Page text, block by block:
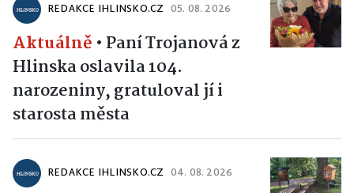
REDAKCE IHLINSKO.CZ 05. 08. 2026
Aktuálně • Paní Trojanová z
Hlinska oslavila 104.
narozeniny, gratuloval jí i
starosta města
REDAKCE IHLINSKO.CZ 04. 08. 2026